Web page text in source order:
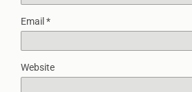
Email*
Website